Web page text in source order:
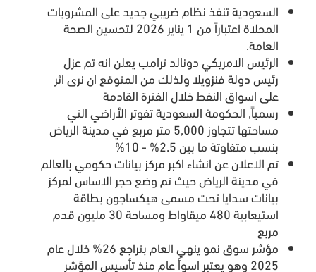
السعودية تنفذ نظام ضريبي جديد على المشروبات
المحلاة اعتباراً من 1 يناير 2026 لتحسين الصحة
العامة.
الرئيس الامريكي دونالد ترامب يعلن انه تم عزل
رئيس دولة فنزويلا ولذلك من المتوقع ان نرى اثر
على اسواق النفط خلال الفترة القادمة
رسمياً, الحكومة السعودية تفوتر الأراضي التي
مساحتها تتجاوز 5,000 متر مربع في مدينة الرياض
بنسب متفاوتة ما بين 2.5% - 10%
تم الاعلان عن انشاء اكبر مركز بيانات حكومي بالعالم
في مدينة الرياض حيث تم وضع حجر الاساس لمركز
بيانات سدايا تحت مسمى هيكساجون بطاقة
استيعابية 480 ميقاواط ومساحة 30 مليون قدم
مربع
مؤشر سوق نمو ينهي العام بتراجع 26% خلال عام
2025 وهو يعتبر اسوأ عام منذ تأسيس المؤشر